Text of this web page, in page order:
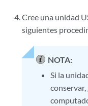
Cree una unidad
siguientes
NOTA:
Si la
conservar,